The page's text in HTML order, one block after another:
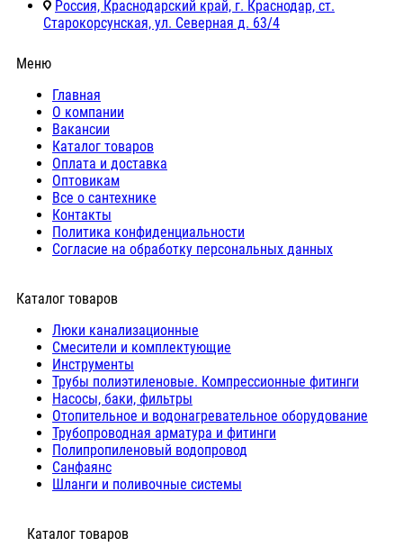
Россия, Краснодарский край, г. Краснодар, ст.
Старокорсунская, ул. Северная д. 63/4
Меню
Главная
О компании
Вакансии
Каталог товаров
Оплата и доставка
Оптовикам
Все о сантехнике
Контакты
Политика конфиденциальности
Согласие на обработку персональных данных
Каталог товаров
Люки канализационные
Cмесители и комплектующие
Инструменты
Трубы полиэтиленовые. Компрессионные фитинги
Насосы, баки, фильтры
Отопительное и водонагревательное оборудование
Трубопроводная арматура и фитинги
Полипропиленовый водопровод
Санфаянс
Шланги и поливочные системы
⠀Каталог товаров